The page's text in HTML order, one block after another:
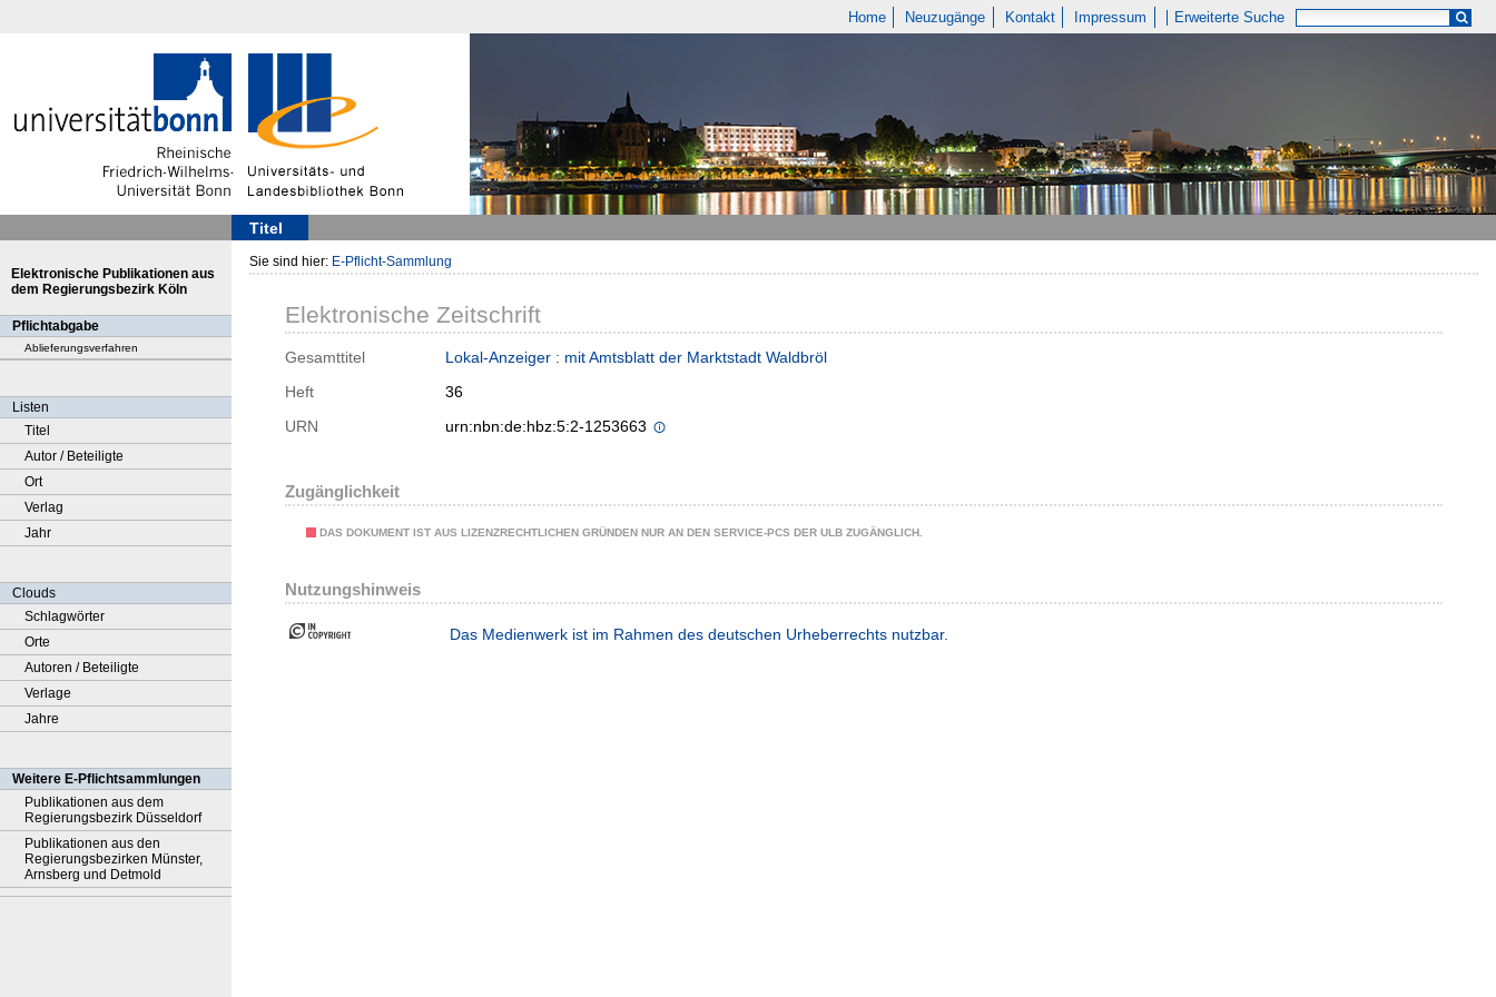
Home Neuzugänge Kontakt Impressum Erweiterte Suche
Titel
Elektronische Publikationen aus
dem Regierungsbezirk Köln
Pflichtabgabe
Ablieferungsverfahren
Listen
Titel
Autor / Beteiligte
Ort
Verlag
Jahr
Clouds
Schlagwörter
Orte
Autoren / Beteiligte
Verlage
Jahre
Weitere E-Pflichtsammlungen
Publikationen aus dem
Regierungsbezirk Düsseldorf
Publikationen aus den
Regierungsbezirken Münster,
Arnsberg und Detmold
Sie sind hier: E-Pflicht-Sammlung
Elektronische Zeitschrift
Gesamttitel
Lokal-Anzeiger : mit Amtsblatt der Marktstadt Waldbröl
Heft
36
URN
urn:nbn:de:hbz:5:2-1253663
Zugänglichkeit
DAS DOKUMENT IST AUS LIZENZRECHTLICHEN GRÜNDEN NUR AN DEN SERVICE-PCS DER ULB ZUGÄNGLICH.
Nutzungshinweis
Das Medienwerk ist im Rahmen des deutschen Urheberrechts nutzbar.